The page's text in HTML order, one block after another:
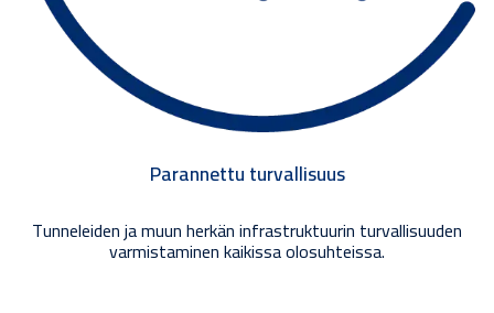
Parannettu turvallisuus
Tunneleiden ja muun herkän infrastruktuurin turvallisuuden
varmistaminen kaikissa olosuhteissa.